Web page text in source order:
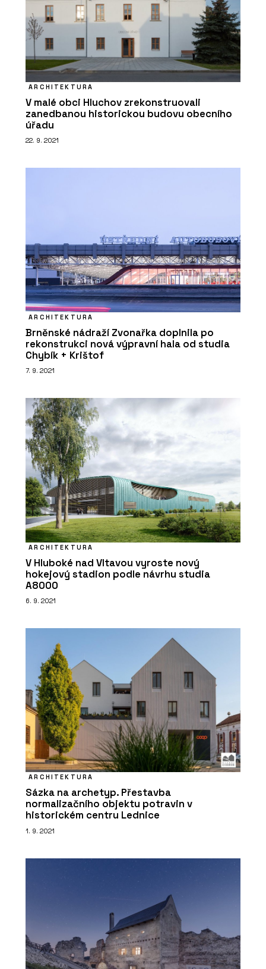
ARCHITEKTURA
V malé obci Hluchov zrekonstruovali
zanedbanou historickou budovu obecního
úřadu
22. 9. 2021
ARCHITEKTURA
Brněnské nádraží Zvonařka doplnila po
rekonstrukci nová výpravní hala od studia
Chybík + Krištof
7. 9. 2021
ARCHITEKTURA
V Hluboké nad Vltavou vyroste nový
hokejový stadion podle návrhu studia
A8000
6. 9. 2021
ARCHITEKTURA
Sázka na archetyp. Přestavba
normalizačního objektu potravin v
historickém centru Lednice
1. 9. 2021